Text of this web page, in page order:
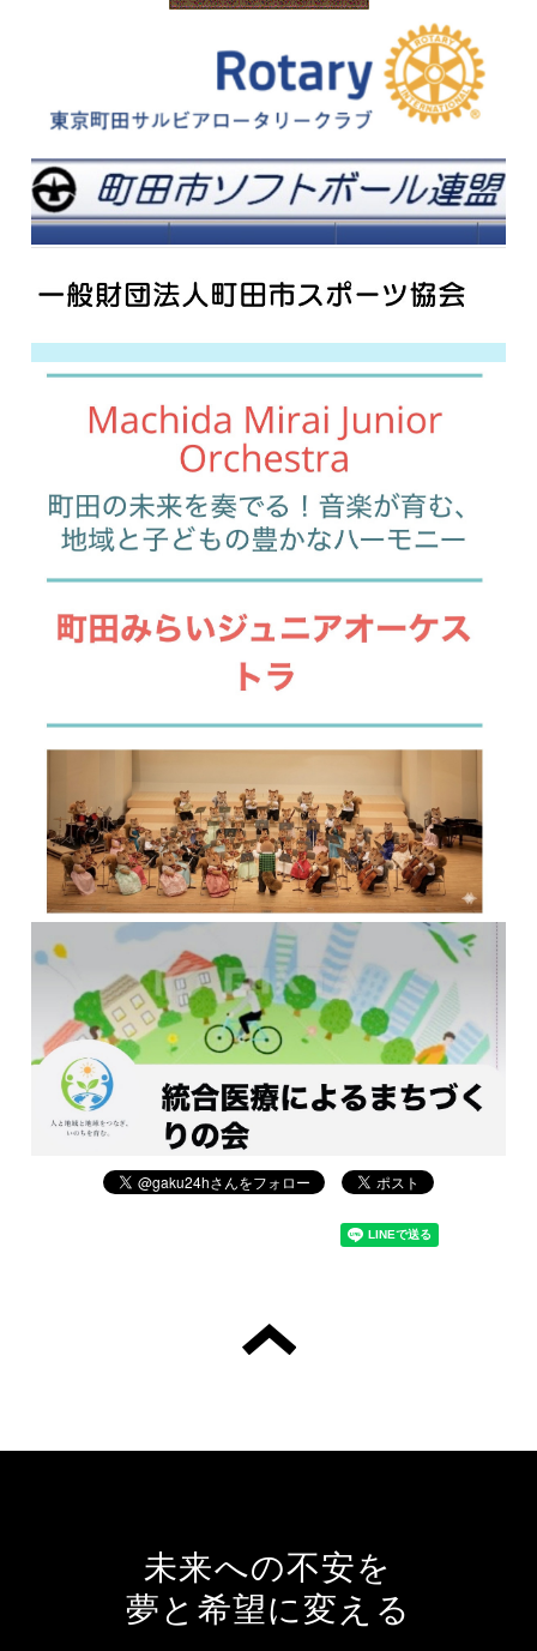
未来への不安を
夢と希望に変える